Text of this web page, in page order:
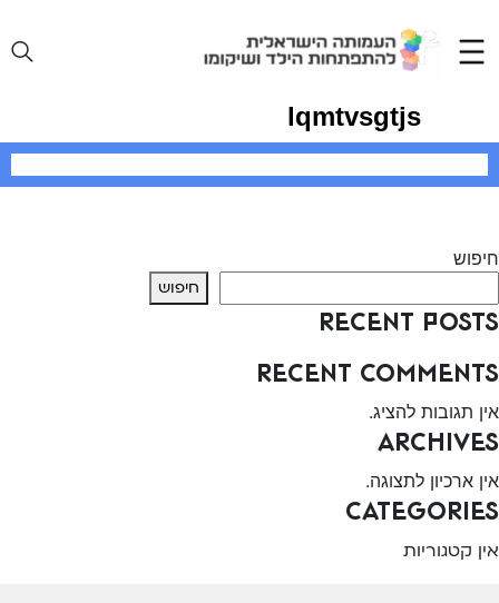
content
lqmtvsgtjs
חיפוש
חיפוש
Recent Posts
Recent Comments
אין תגובות להציג.
Archives
אין ארכיון לתצוגה.
Categories
אין קטגוריות